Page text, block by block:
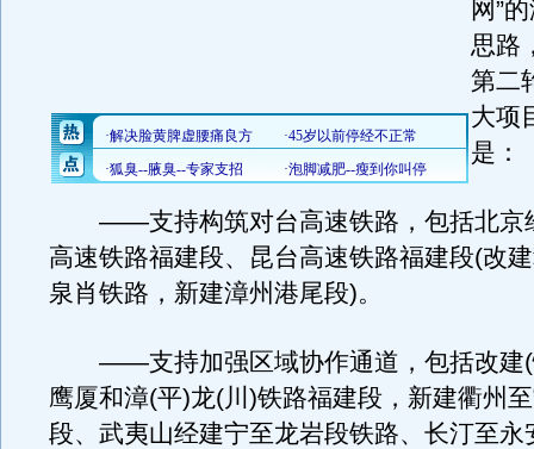
网”
思路
第二
大项
是：
——支持构筑对台高速铁路，包括北京
高速铁路福建段、昆台高速铁路福建段(改
泉肖铁路，新建漳州港尾段)。
——支持加强区域协作通道，包括改建(
鹰厦和漳(平)龙(川)铁路福建段，新建衢州
段、武夷山经建宁至龙岩段铁路、长汀至永